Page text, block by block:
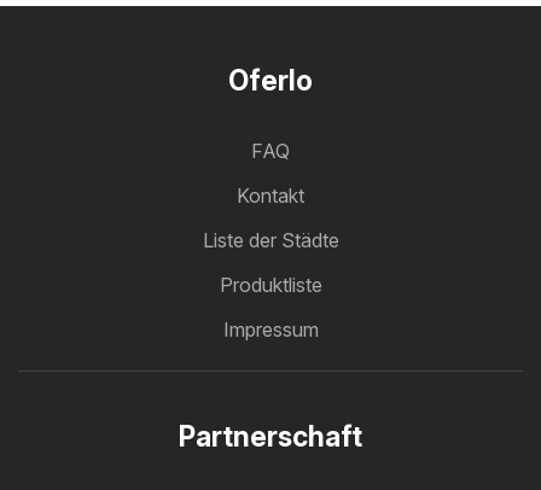
Oferlo
FAQ
Kontakt
Liste der Städte
Produktliste
Impressum
Partnerschaft